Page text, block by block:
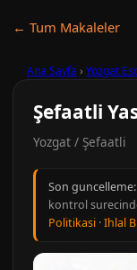
← Tum Makaleler
Ana Sayfa › Yozgat
Şefaatli
Yozgat / Şefaatli
Son guncelleme:
kontrol
Politikasi ·Ihlal